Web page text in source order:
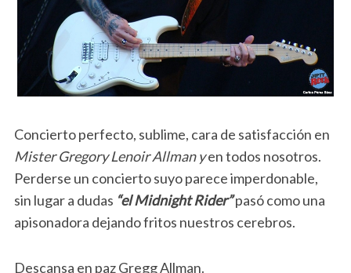
Concierto perfecto, sublime, cara de satisfacción en
Mister Gregory Lenoir Allmanyen todos nosotros.
Perderse un concierto suyo parece imperdonable,
sin lugar a dudas “el Midnight Rider”pasó como una
apisonadora dejando fritos nuestros cerebros.
Descansa en paz Gregg Allman.